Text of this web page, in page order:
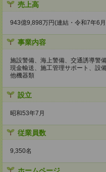
売上高
943億9,898万円(連結・令和7年6
事業内容
施設警備、海上警備、交通誘導警
現金輸送、施工管理サポート、設
他機器類
設立
昭和53年7月
従業員数
9,350名